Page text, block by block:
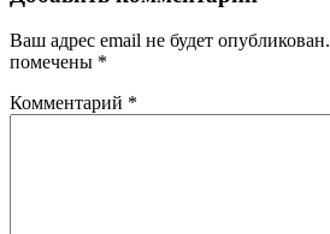
Ваш адрес email не будет опубликован.
помечены *
Комментарий *